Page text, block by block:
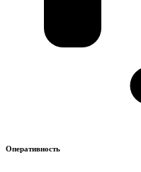
Оперативность